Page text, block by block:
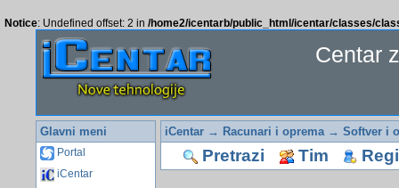
Notice: Undefined offset: 2 in /home2/icentarb/public_html/icentar/classes/
Centar
Glavni meni
Portal
iCentar
iCentar→ Racunari i oprema→ Softver i
Pretrazi Tim